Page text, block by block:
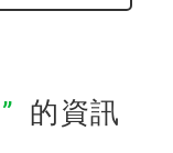
的資訊